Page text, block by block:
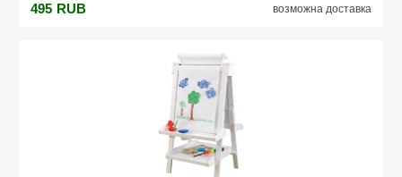
495 RUB возможна доставка